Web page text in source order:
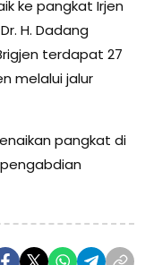
ke pangkat Irjen
H. Dadang
terdapat 27
melalui jalur
pangkat di